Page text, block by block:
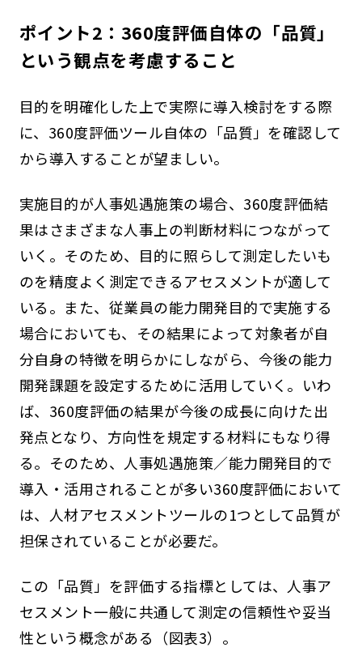
ポイント2：360度評価自体の「品質」
という観点を考慮すること
目的を明確化した上で実際に導入検討をする際
に、360度評価ツール自体の「品質」を確認して
から導入することが望ましい。
実施目的が人事処遇施策の場合、360度評価結
果はさまざまな人事上の判断材料につながって
いく。そのため、目的に照らして測定したいも
のを精度よく測定できるアセスメントが適して
いる。また、従業員の能力開発目的で実施する
場合においても、その結果によって対象者が自
分自身の特徴を明らかにしながら、今後の能力
開発課題を設定するために活用していく。いわ
ば、360度評価の結果が今後の成長に向けた出
発点となり、方向性を規定する材料にもなり得
る。そのため、人事処遇施策／能力開発目的で
導入・活用されることが多い360度評価において
は、人材アセスメントツールの1つとして品質が
担保されていることが必要だ。
この「品質」を評価する指標としては、人事ア
セスメント一般に共通して測定の信頼性や妥当
性という概念がある（図表3）。